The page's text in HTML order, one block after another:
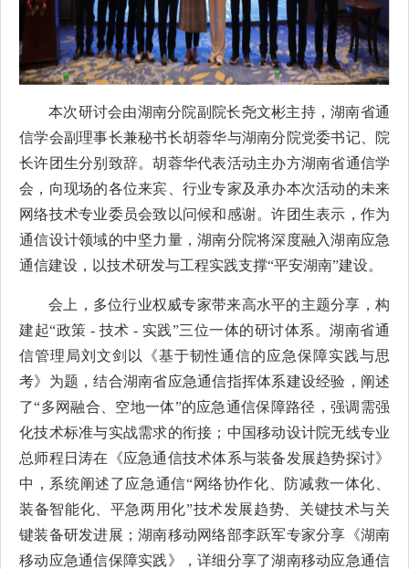
本次研讨会由湖南分院副院长尧文彬主持，湖南省通
信学会副理事长兼秘书长胡蓉华与湖南分院党委书记、院
长许团生分别致辞。胡蓉华代表活动主办方湖南省通信学
会，向现场的各位来宾、行业专家及承办本次活动的未来
网络技术专业委员会致以问候和感谢。许团生表示，作为
通信设计领域的中坚力量，湖南分院将深度融入湖南应急
通信建设，以技术研发与工程实践支撑“平安湖南”建设。
会上，多位行业权威专家带来高水平的主题分享，构
建起“政策 - 技术 - 实践”三位一体的研讨体系。湖南省通
信管理局刘文剑以《基于韧性通信的应急保障实践与思
考》为题，结合湖南省应急通信指挥体系建设经验，阐述
了“多网融合、空地一体”的应急通信保障路径，强调需强
化技术标准与实战需求的衔接；中国移动设计院无线专业
总师程日涛在《应急通信技术体系与装备发展趋势探讨》
中，系统阐述了应急通信“网络协作化、防减救一体化、
装备智能化、平急两用化”技术发展趋势、关键技术与关
键装备研发进展；湖南移动网络部李跃军专家分享《湖南
移动应急通信保障实践》，详细分享了湖南移动应急通信